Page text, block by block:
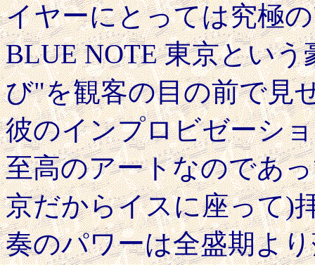
イヤーにとっては究極
BLUE NOTE 東京とい
び"を観客の目の前で見
彼のインプロビゼーシ
至高のアートなのであ
京だからイスに座って)
奏のパワーは全盛期よ